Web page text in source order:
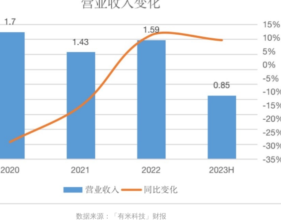
数据来源：「有米科技」财报